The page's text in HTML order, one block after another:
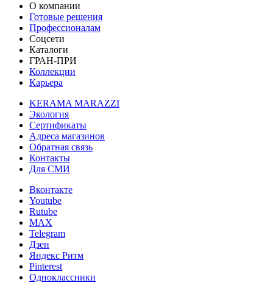
О компании
Готовые решения
Профессионалам
Соцсети
Каталоги
ГРАН-ПРИ
Коллекции
Карьера
KERAMA MARAZZI
Экология
Сертификаты
Адреса магазинов
Обратная связь
Контакты
Для СМИ
Вконтакте
Youtube
Rutube
MAX
Telegram
Дзен
Яндекс Ритм
Pinterest
Одноклассники